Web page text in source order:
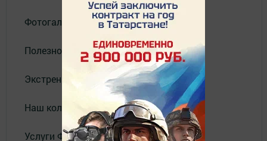
Фотогалереи
Полезное
Экстренные службы
Наш коллектив
Услуги Филиала АО "ТАТМЕДИА"